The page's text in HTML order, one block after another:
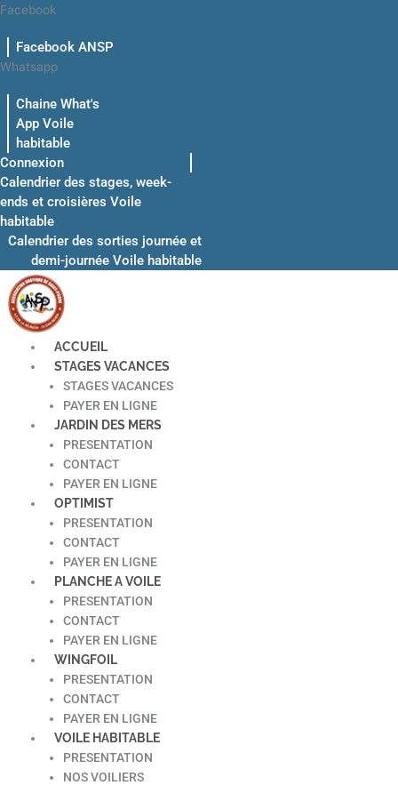
Aller
contenu
Facebook
Facebook ANSP
Whatsapp
Chaine What's
App Voile
habitable
Connexion
Calendrier des stages, week-
ends et croisières Voile
habitable
Calendrier des sorties journée et
demi-journée Voile habitable
ACCUEIL
STAGES VACANCES
STAGES VACANCES
PAYER EN LIGNE
JARDIN DES MERS
PRESENTATION
CONTACT
PAYER EN LIGNE
OPTIMIST
PRESENTATION
CONTACT
PAYER EN LIGNE
PLANCHE A VOILE
PRESENTATION
CONTACT
PAYER EN LIGNE
WINGFOIL
PRESENTATION
CONTACT
PAYER EN LIGNE
VOILE HABITABLE
PRESENTATION
NOS VOILIERS